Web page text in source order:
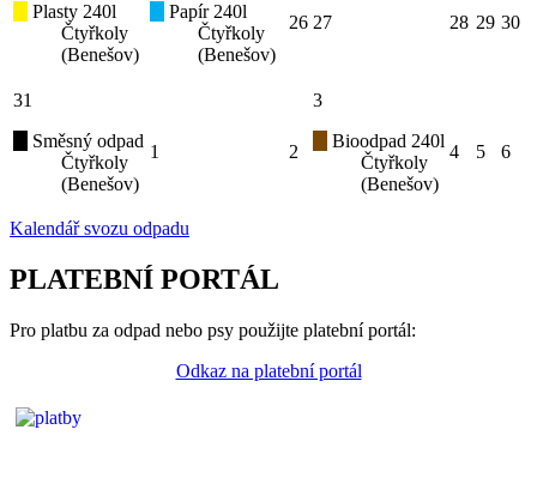
Plasty 240l
Čtyřkoly
(Benešov)
Papír 240l
Čtyřkoly
(Benešov)
26 27 28 29 30
31
Směsný odpad
Čtyřkoly
(Benešov)
1 2
3
Bioodpad 240l
Čtyřkoly
(Benešov)
4 5 6
Kalendář svozu odpadu
PLATEBNÍ PORTÁL
Pro platbu za odpad nebo psy použijte platební portál:
Odkaz na platební portál